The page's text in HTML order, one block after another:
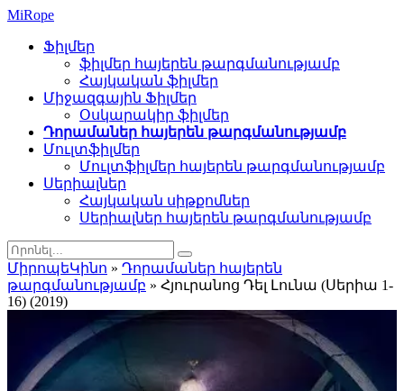
MiRope
Ֆիլմեր
ֆիլմեր հայերեն թարգմանությամբ
Հայկական ֆիլմեր
Միջազգային Ֆիլմեր
Օսկարակիր ֆիլմեր
Դորամաներ հայերեն թարգմանությամբ
Մուլտֆիլմեր
Մուլտֆիլմեր հայերեն թարգմանությամբ
Սերիալներ
Հայկական սիթքոմներ
Սերիալներ հայերեն թարգմանությամբ
ՄիրոպեԿինո » Դորամաներ հայերեն
թարգմանությամբ » Հյուրանոց Դել Լունա (Սերիա 1-
16) (2019)